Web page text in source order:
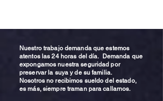
Nuestro trabajo demanda que estemos
atentos las 24 horas del día. Demanda que
expongamos nuestra seguridad por
preservar la suya y de su familia.
Nosotros no recibimos sueldo del estado,
es más, siempre traman para callarnos.